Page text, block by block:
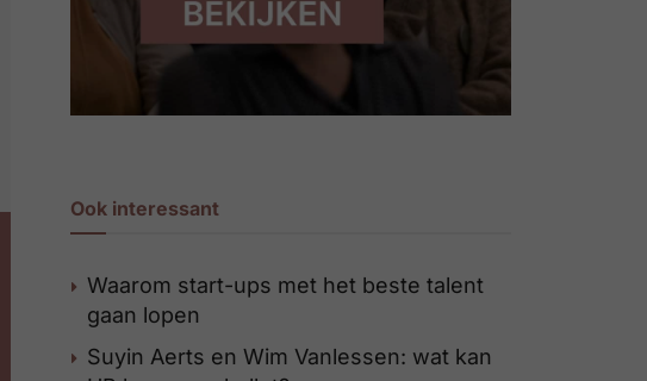
Ook interessant
Waarom start-ups met het beste talent
gaan lopen
Suyin Aerts en Wim Vanlessen: wat kan